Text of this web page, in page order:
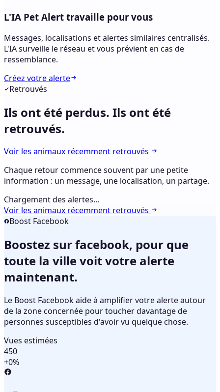
L'IA Pet Alert travaille pour vous
Messages, localisations et alertes similaires centralisés.
L'IA surveille le réseau et vous prévient en cas de
ressemblance.
Créez votre alerte
Retrouvés
Ils ont été perdus. Ils ont été
retrouvés.
Voir les animaux récemment retrouvés
Chaque retour commence souvent par une petite
information : un message, une localisation, un partage.
Chargement des alertes...
Voir les animaux récemment retrouvés
Boost Facebook
Boostez sur facebook, pour que
toute la ville voit votre alerte
maintenant.
Le Boost Facebook aide à amplifier votre alerte autour
de la zone concernée pour toucher davantage de
personnes susceptibles d'avoir vu quelque chose.
Vues estimées
450
+0%